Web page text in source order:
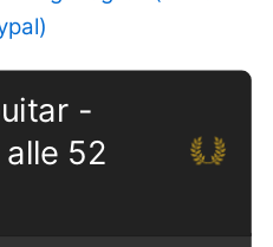
-
52